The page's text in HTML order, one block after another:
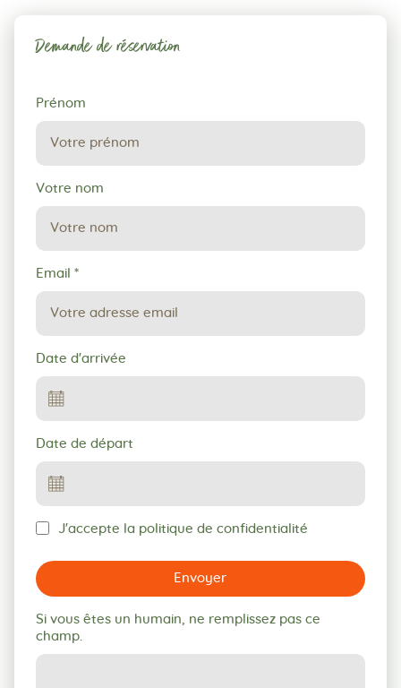
Demande de réservation
Demande
de
réservation
Prénom
Votre nom
Email *
Date d'arrivée
Date de départ
J'accepte la politique de confidentialité
Envoyer
Si vous êtes un humain, ne remplissez pas ce
champ.